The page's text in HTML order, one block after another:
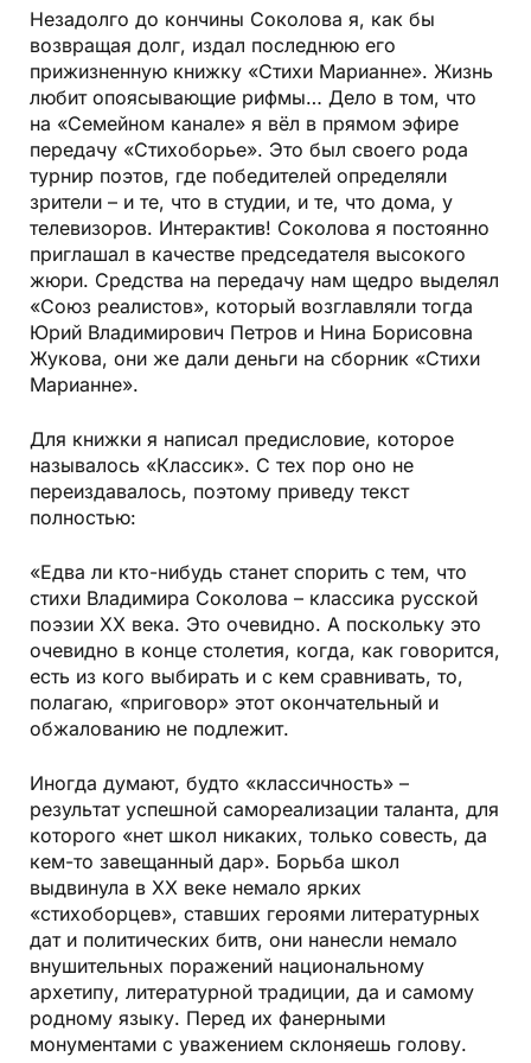
Незадолго до кончины Соколова я, как бы
возвращая долг, издал последнюю его
прижизненную книжку «Стихи Марианне». Жизнь
любит опоясывающие рифмы… Дело в том, что
на «Семейном канале» я вёл в прямом эфире
передачу «Стихоборье». Это был своего рода
турнир поэтов, где победителей определяли
зрители – и те, что в студии, и те, что дома, у
телевизоров. Интерактив! Соколова я постоянно
приглашал в качестве председателя высокого
жюри. Средства на передачу нам щедро выделял
«Союз реалистов», который возглавляли тогда
Юрий Владимирович Петров и Нина Борисовна
Жукова, они же дали деньги на сборник «Стихи
Марианне».
Для книжки я написал предисловие, которое
называлось «Классик». С тех пор оно не
переиздавалось, поэтому приведу текст
полностью:
«Едва ли кто-нибудь станет спорить с тем, что
стихи Владимира Соколова – классика русской
поэзии ХХ века. Это очевидно. А поскольку это
очевидно в конце столетия, когда, как говорится,
есть из кого выбирать и с кем сравнивать, то,
полагаю, «приговор» этот окончательный и
обжалованию не подлежит.
Иногда думают, будто «классичность» –
результат успешной самореализации таланта, для
которого «нет школ никаких, только совесть, да
кем-то завещанный дар». Борьба школ
выдвинула в ХХ веке немало ярких
«стихоборцев», ставших героями литературных
дат и политических битв, они нанесли немало
внушительных поражений национальному
архетипу, литературной традиции, да и самому
родному языку. Перед их фанерными
монументами с уважением склоняешь голову.